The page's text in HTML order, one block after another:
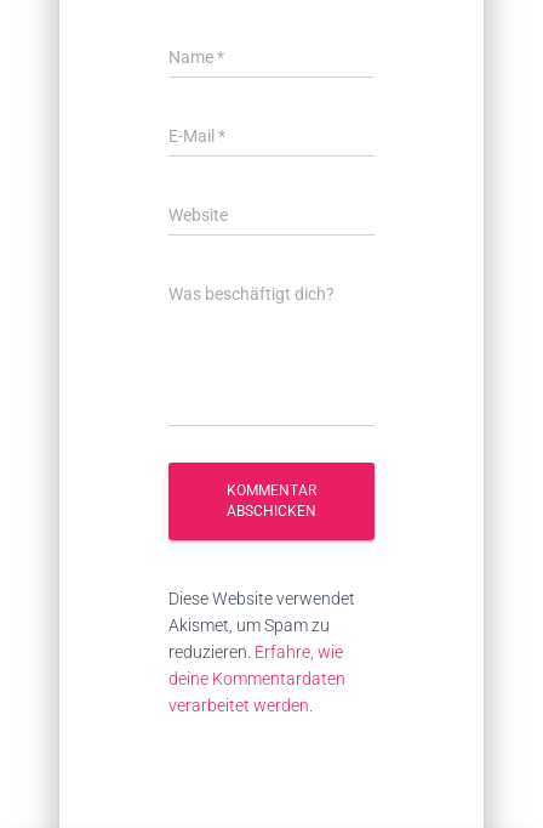
Name*
E-Mail *
Website
Was beschäftigt dich?
Diese Website verwendet
Akismet, um Spam zu
reduzieren. Erfahre, wie
deine Kommentardaten
verarbeitet werden.